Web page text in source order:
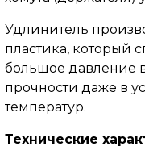
Удлинитель
пластика, который
большое давление
прочности даже в
температур.
Технические